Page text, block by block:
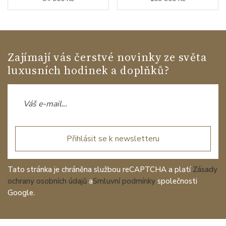
Zajímají vás čerstvé novinky ze světa
luxusních hodinek a doplňků?
Přihlásit se k newsletteru
Tato stránka je chráněna službou reCAPTCHA a platí Zásady
ochrany osobních údajů aSmluvní podmínky společnosti
Google.